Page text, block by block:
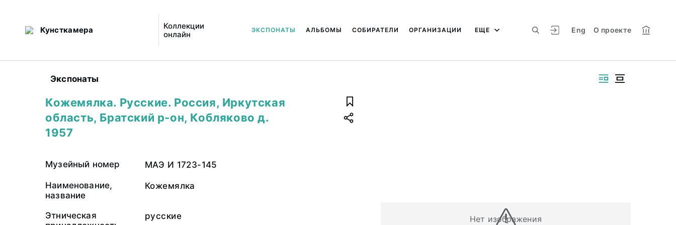
Кунсткамера
Коллекции
онлайн
Eng О проекте
ЭКСПОНАТЫ АЛЬБОМЫ СОБИРАТЕЛИ ОРГАНИЗАЦИИ ЕЩЕ
Экспонаты
Нет изображения
Кожемялка. Русские. Россия, Иркутская
область, Братский р-он, Кобляково д.
1957
Музейный номер МАЭ И 1723-145
Наименование,
название
Кожемялка
Этническая
русские